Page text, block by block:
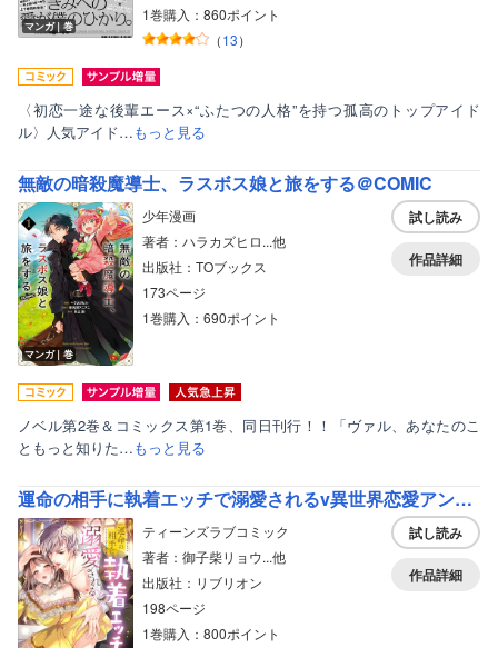
マンガ｜巻
1巻購入：860ポイント
（13）
〈初恋一途な後輩エース×“ふたつの人格”を持つ孤高のトップアイド
ル〉人気アイド…もっと見る
無敵の暗殺魔導士、ラスボス娘と旅をする＠COMIC
マンガ｜巻
少年漫画
著者：ハラカズヒロ...他
出版社：TOブックス
173ページ
1巻購入：690ポイント
試し読み
作品詳細
ノベル第2巻＆コミックス第1巻、同日刊行！！「ヴァル、あなたのこ
ともっと知りた…もっと見る
運命の相手に執着エッチで溺愛されるv異世界恋愛アンソロジーコミック
ティーンズラブコミック
著者：御子柴リョウ...他
出版社：リブリオン
198ページ
1巻購入：800ポイント
試し読み
作品詳細